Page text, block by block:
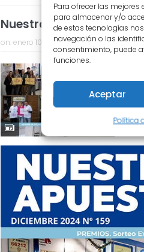
Para ofrecer las
para almacenar y/o
de estas tecnologías
navegación o las
consentimiento, puede
funciones.
Aceptar
Política
Nuestra Apuesta 159
on: enero 10, 2025